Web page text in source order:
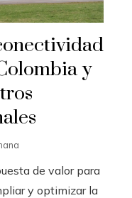
y
de valor para
y optimizar la